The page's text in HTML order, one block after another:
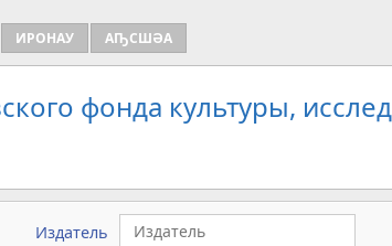
ИРОНАУ АҦСШӘА
фонда культуры,
Издатель